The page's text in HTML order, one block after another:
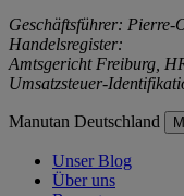
Geschäftsführer:
Handelsregister:
Amtsgericht Freiburg,
Umsatzsteuer-
Manutan Deutschland
Unser Blog
Über uns